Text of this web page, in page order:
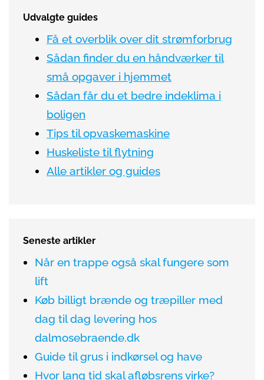
Udvalgte guides
Få et overblik over dit strømforbrug
Sådan finder du en håndværker til
små opgaver i hjemmet
Sådan får du et bedre indeklima i
boligen
Tips til opvaskemaskine
Huskeliste til flytning
Alle artikler og guides
Seneste artikler
Når en trappe også skal fungere som
lift
Køb billigt brænde og træpiller med
dag til dag levering hos
dalmosebraende.dk
Guide til grus i indkørsel og have
Hvor lang tid skal afløbsrens virke?